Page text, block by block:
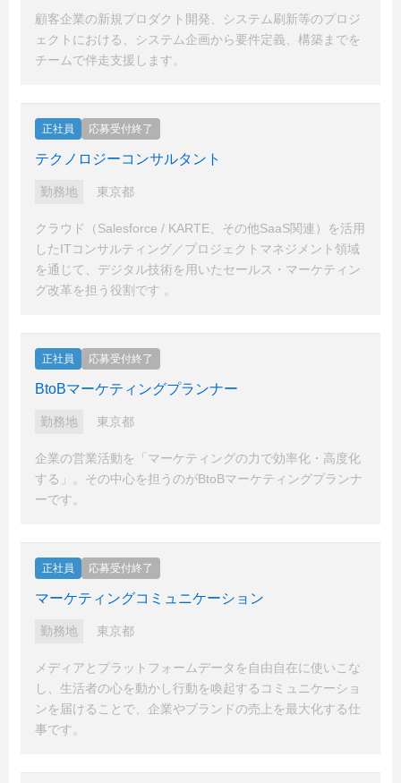
顧客企業の新規プロダクト開発、システム刷新等のプロジ
ェクトにおける、システム企画から要件定義、構築までを
チームで伴走支援します。
正社員 応募受付終了
テクノロジーコンサルタント
勤務地 東京都
クラウド（Salesforce / KARTE、その他SaaS関連）を活用
したITコンサルティング／プロジェクトマネジメント領域
を通じて、デジタル技術を用いたセールス・マーケティン
グ改革を担う役割です 。
正社員 応募受付終了
BtoBマーケティングプランナー
勤務地 東京都
企業の営業活動を「マーケティングの力で効率化・高度化
する」。その中心を担うのがBtoBマーケティングプランナ
ーです。
正社員 応募受付終了
マーケティングコミュニケーション
勤務地 東京都
メディアとプラットフォームデータを自由自在に使いこな
し、生活者の心を動かし行動を喚起するコミュニケーショ
ンを届けることで、企業やブランドの売上を最大化する仕
事です。